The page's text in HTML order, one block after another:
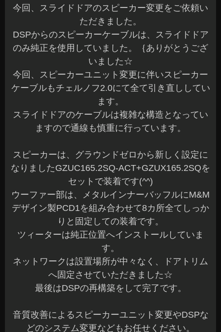
今回、スライドドアのスピーカー変更をご依頼い
ただきました。
DSPからのスピーカーケーブルは、スライドドア
のみ純正を使用していました。｛ありがとうござ
いました☆
今回、スピーカーユニット変更に伴いスピーカー
ケーブルもチェルノフ2.0にて全て引き直ししてい
ます。
スライドドアのケーブルは複雑な構造となってい
ますので通線も慎重に行っています。
スピーカーは、グラウンドゼロから新しく設定に
なりましたGZUC165.2SQ-ACT+GZUX165.2SQを
セットで装着です(^^)
ウーファー部は、メタルインナーバッフルにM&M
デザイン製PCD1を組み合わせて8カ所全てしっか
りと固定しての装着です。
ツィーターは純正位置へインストールしていま
す。
ネットワークは設置場所が中々なく、ドアトリム
へ固定させていただきました☆
最後はDSPの再構築をして完了です。
音質改善によるスピーカーユニット変更やDSPな
どのシステム変更などもお任せください。